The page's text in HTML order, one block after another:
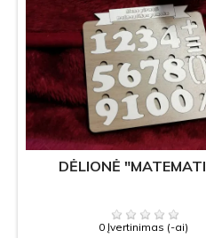
DĖLIONĖ
0 Įvertinimas (-ai)